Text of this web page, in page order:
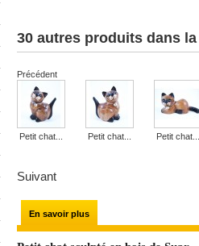
30 autres produits dans
Précédent
Petit chat... Petit chat... Petit chat...
Suivant
En savoir plus